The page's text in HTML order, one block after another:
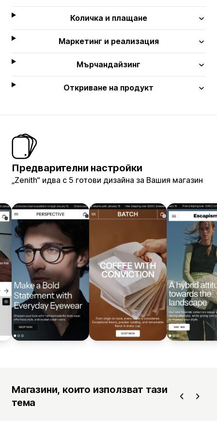
Количка и плащане
Маркетинг и реализация
Мърчандайзинг
Откриване на продукт
Предварителни настройки
„Zenith“ идва с 5 готови дизайна за Вашия магазин
Магазини, които използват тази
тема